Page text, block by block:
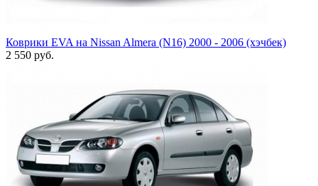
Коврики EVA на Nissan Almera (N16) 2000 - 2006 (хэчбек)
2 550 руб.